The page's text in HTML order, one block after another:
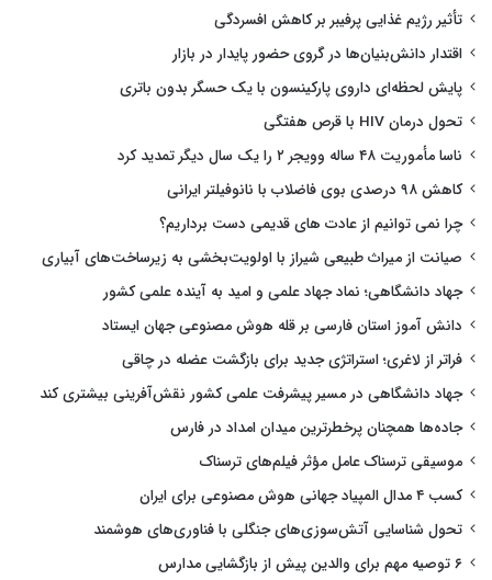
تأثیر رژیم غذایی پرفیبر بر کاهش افسردگی
اقتدار دانش‌بنیان‌ها در گروی حضور پایدار در بازار
پایش لحظه‌ای داروی پارکینسون با یک حسگر بدون باتری
تحول درمان HIV با قرص هفتگی
ناسا مأموریت ۴۸ ساله وویجر ۲ را یک سال دیگر تمدید کرد
کاهش ۹۸ درصدی بوی فاضلاب با نانوفیلتر ایرانی
چرا نمی توانیم از عادت های قدیمی دست برداریم؟
صیانت از میراث طبیعی شیراز با اولویت‌بخشی به زیرساخت‌های آبیاری
جهاد دانشگاهی؛ نماد جهاد علمی و امید به آینده علمی کشور
دانش آموز استان فارسی بر قله هوش مصنوعی جهان ایستاد
فراتر از لاغری؛ استراتژی جدید برای بازگشت عضله در چاقی
جهاد دانشگاهی در مسیر پیشرفت علمی کشور نقش‌آفرینی بیشتری کند
جاده‌ها همچنان پرخطرترین میدان امداد در فارس
موسیقی ترسناک عامل مؤثر فیلم‌های ترسناک
کسب ۴ مدال المپیاد جهانی هوش مصنوعی برای ایران
تحول شناسایی آتش‌سوزی‌های جنگلی با فناوری‌های هوشمند
۶ توصیه مهم برای والدین پیش از بازگشایی مدارس